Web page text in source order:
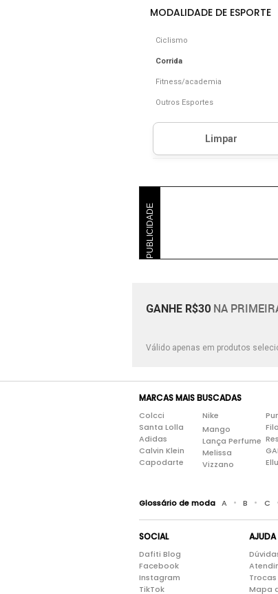
Ciclismo
Corrida
Fitness/academia
Outros Esportes
PUBLICIDADE
GANHE R$30 NA
Válido apenas em produtos
MARCAS MAIS BUSCADAS
Colcci
Santa Lolla
Adidas
Calvin Klein
Capodarte
Nike
Mango
Lança Perfume
Melissa
Vizzano
Fila
Glossário de moda A • B • C
SOCIAL
Dafiti Blog
Facebook
Instagram
TikTok
AJUDA
Mapa